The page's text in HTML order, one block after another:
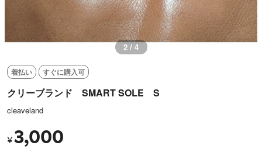
2 / 4
着払い すぐに購入可
クリーブランド SMART SOLE S
cleaveland
¥3,000